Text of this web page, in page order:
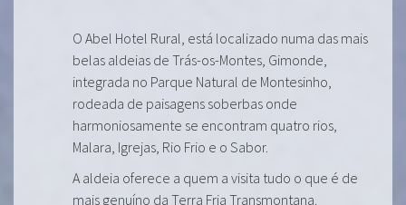
O Abel Hotel Rural, está localizado numa das mais
belas aldeias de Trás-os-Montes, Gimonde,
integrada no Parque Natural de Montesinho,
rodeada de paisagens soberbas onde
harmoniosamente se encontram quatro rios,
Malara, Igrejas, Rio Frio e o Sabor.
A aldeia oferece a quem a visita tudo o que é de
mais genuíno da Terra Fria Transmontana.